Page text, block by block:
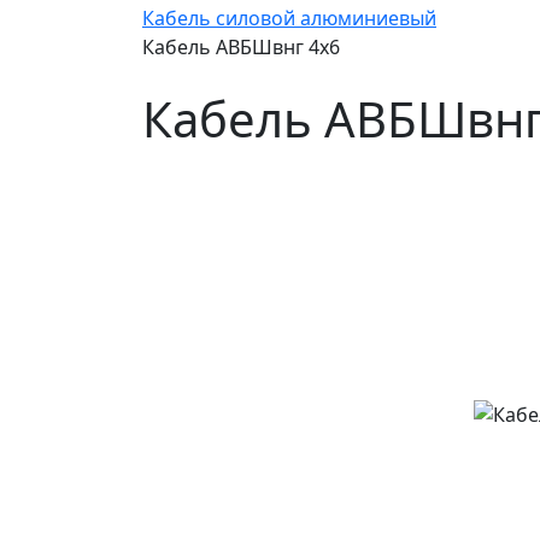
Кабель силовой алюминиевый
Кабель АВБШвнг 4х6
Кабель